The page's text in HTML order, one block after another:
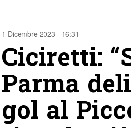
1 Dicembre 2023 - 16:31
Ciciretti:
Parma
gol al